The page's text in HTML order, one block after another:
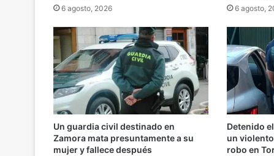
6 agosto, 2026 6 agosto,
Un guardia civil destinado en
Zamora mata presuntamente a su
mujer y fallece después
Detenido
un
robo en